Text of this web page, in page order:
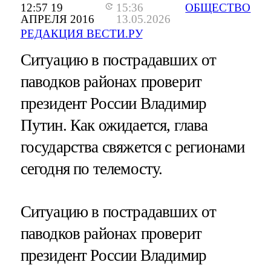
12:57 19
АПРЕЛЯ 2016
15:36
13.05.2026
РЕДАКЦИЯ ВЕСТИ.РУ
ОБЩЕСТВО
Ситуацию в пострадавших от
паводков районах проверит
президент России Владимир
Путин. Как ожидается, глава
государства свяжется с регионами
сегодня по телемосту.
Ситуацию в пострадавших от
паводков районах проверит
президент России Владимир